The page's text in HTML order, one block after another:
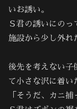
いお誘い。
Ｓ君の誘いにのっ
施設から少し外れ
後先を考えない子
て小さな沢に着い
「そうだ、カニ捕